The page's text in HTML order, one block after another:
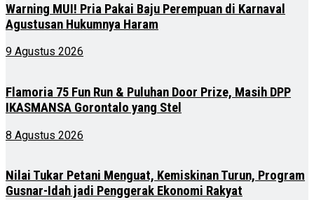
Warning MUI! Pria Pakai Baju Perempuan di Karnaval
Agustusan Hukumnya Haram
9 Agustus 2026
Flamoria 75 Fun Run & Puluhan Door Prize, Masih DPP
IKASMANSA Gorontalo yang Stel
8 Agustus 2026
Nilai Tukar Petani Menguat, Kemiskinan Turun, Program
Gusnar-Idah jadi Penggerak Ekonomi Rakyat